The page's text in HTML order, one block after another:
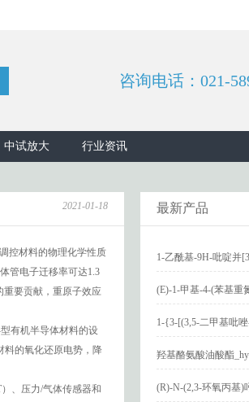
咨询电话：021-
中试放大 行业资讯
2021-01-18
控材料的物理化学性质
管电子迁移率可达1.3
重要贡献，重原子效应
有机半导体材料的设
料的氧化还原电势，降
、压力/气体传感器和
最新产品